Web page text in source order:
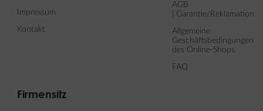
Impressum
Kontakt
AGB
| Garantie/Reklamation
Allgemeine
Geschäftsbedingungen
des Online-Shops
FAQ
Firmensitz